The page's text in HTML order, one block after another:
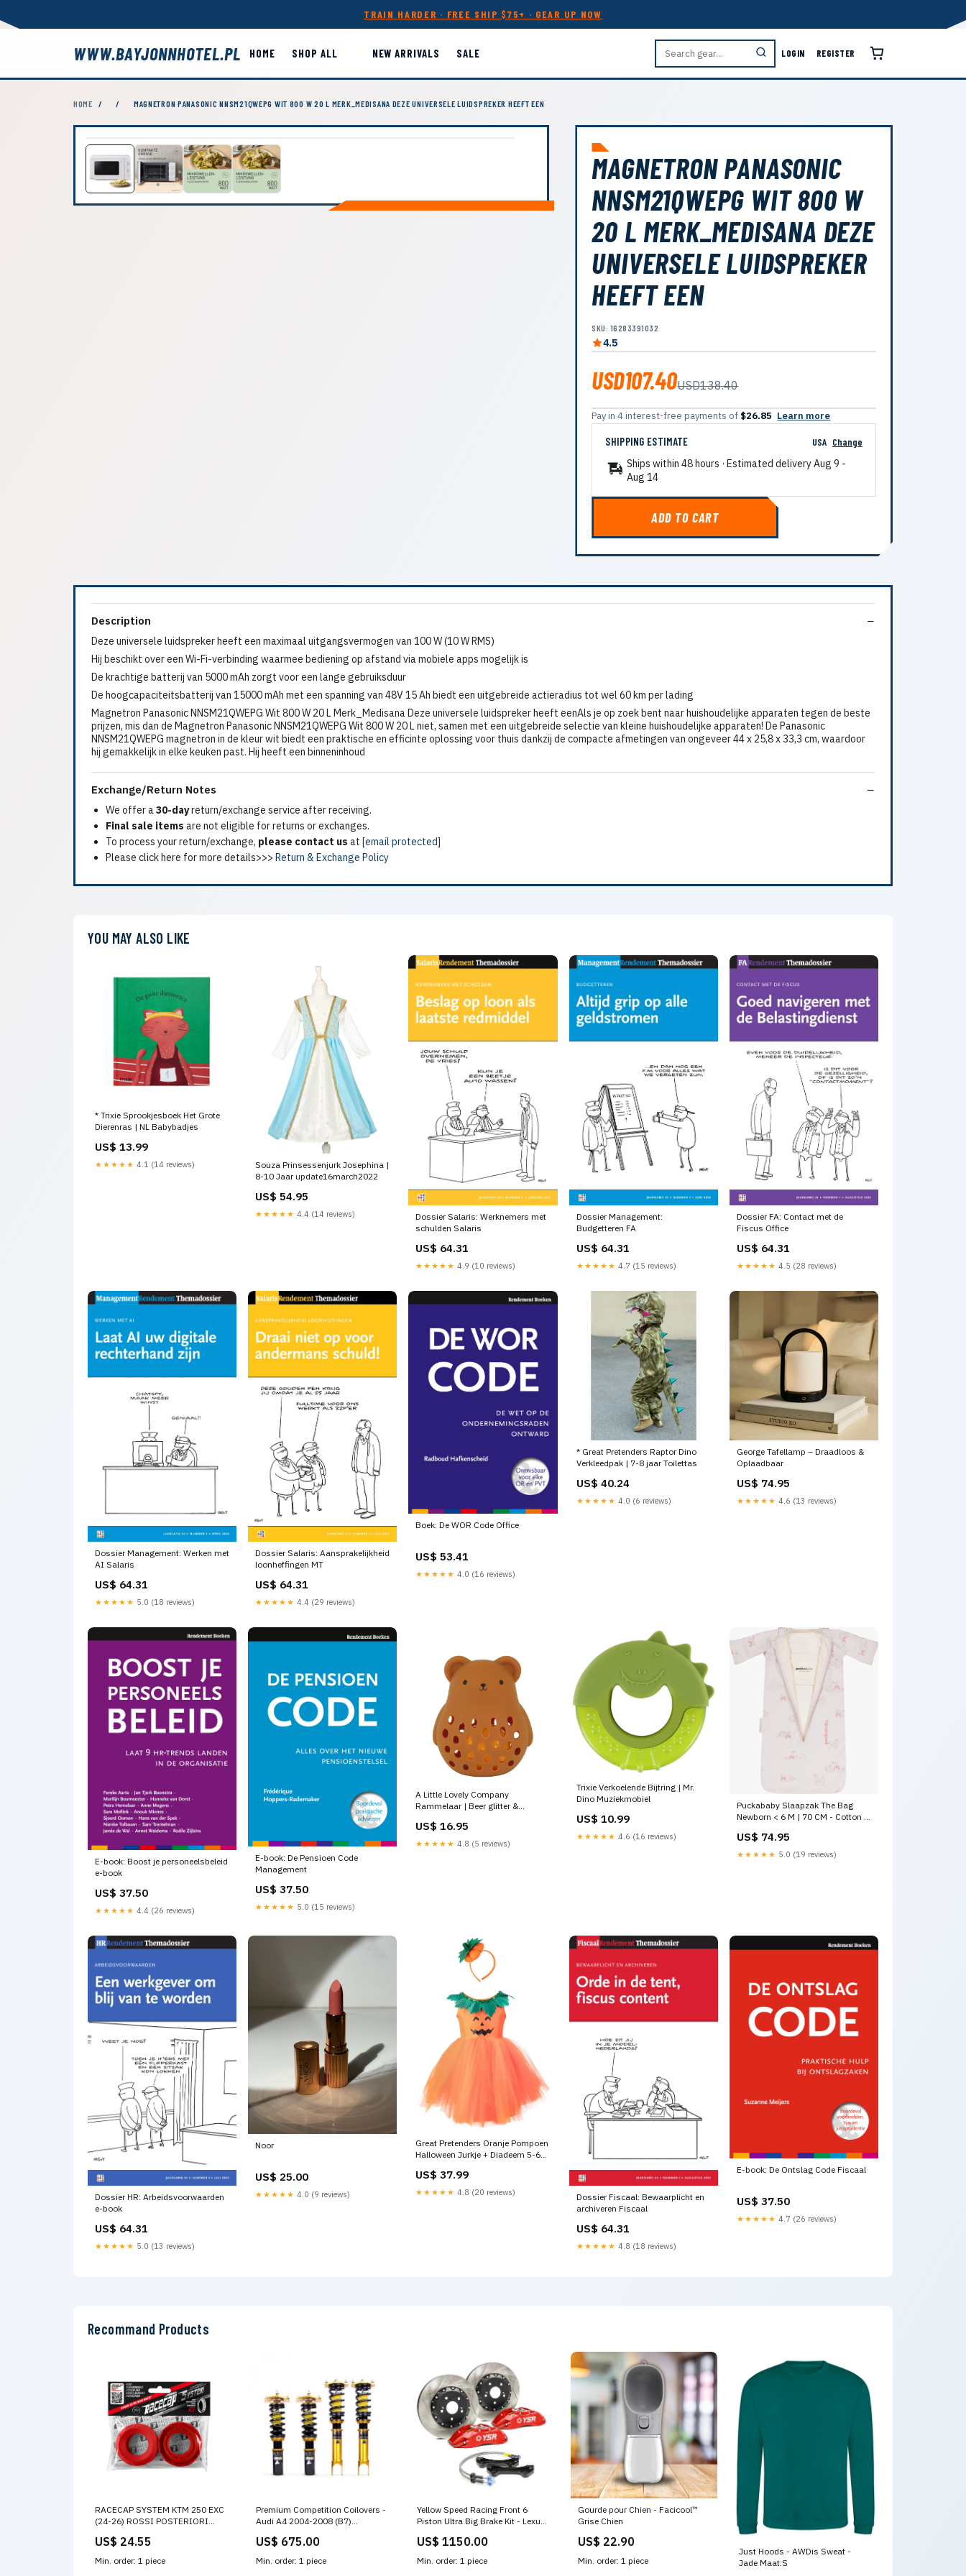
TRAIN HARDER · FREE SHIP $75+ · GEAR UP NOW
WWW.BAYJONNHOTEL.PL HOME SHOP ALL NEW ARRIVALS SALE LOGIN REGISTER
HOME / / MAGNETRON PANASONIC NNSM21QWEPG WIT 800 W 20 L MERK_MEDISANA DEZE UNIVERSELE LUIDSPREKER HEEFT EEN
MAGNETRON PANASONIC
NNSM21QWEPG WIT 800 W
20 L MERK_MEDISANA DEZE
UNIVERSELE LUIDSPREKER
HEEFT EEN
SKU: 16283391032
4.5
USD107.40USD138.40
Pay in 4 interest-free payments of $26.85 Learn more
SHIPPING ESTIMATE USA Change
Ships within 48 hours · Estimated deliveryAug 9 -
Aug 14
ADD TO CART
Description
Deze universele luidspreker heeft een maximaal uitgangsvermogen van 100 W (10 W RMS)
Hij beschikt over een Wi-Fi-verbinding waarmee bediening op afstand via mobiele apps mogelijk is
De krachtige batterij van 5000 mAh zorgt voor een lange gebruiksduur
De hoogcapaciteitsbatterij van 15000 mAh met een spanning van 48V 15 Ah biedt een uitgebreide actieradius tot wel 60 km per lading
Magnetron Panasonic NNSM21QWEPG Wit 800 W 20 L Merk_Medisana Deze universele luidspreker heeft eenAls je op zoek bent naar huishoudelijke apparaten tegen de beste
prijzen, mis dan de Magnetron Panasonic NNSM21QWEPG Wit 800 W 20 L niet, samen met een uitgebreide selectie van kleine huishoudelijke apparaten! De Panasonic
NNSM21QWEPG magnetron in de kleur wit biedt een praktische en efficinte oplossing voor thuis dankzij de compacte afmetingen van ongeveer 44 x 25,8 x 33,3 cm, waardoor
hij gemakkelijk in elke keuken past. Hij heeft een binneninhoud
Exchange/Return Notes
We offer a30-dayreturn/exchange service after receiving.
Final sale items are not eligible for returns or exchanges.
To process your return/exchange, please contact us at [email protected]
Please click here for more details>>> Return & Exchange Policy
YOU MAY ALSO LIKE
* Trixie Sprookjesboek Het Grote
Dierenras | NL Babybadjes
US$ 13.99
★★★★★ 4.1 (14 reviews)
Souza Prinsessenjurk Josephina |
8-10 Jaar update16march2022
US$ 54.95
★★★★★ 4.4 (14 reviews)
Dossier Salaris: Werknemers met
schulden Salaris
US$ 64.31
★★★★★ 4.9 (10 reviews)
Dossier Management:
Budgetteren FA
US$ 64.31
★★★★★ 4.7 (15 reviews)
Dossier FA: Contact met de
Fiscus Office
US$ 64.31
★★★★★ 4.5 (28 reviews)
Dossier Management: Werken met
AI Salaris
US$ 64.31
★★★★★ 5.0 (18 reviews)
Dossier Salaris: Aansprakelijkheid
loonheffingen MT
US$ 64.31
★★★★★ 4.4 (29 reviews)
Boek: De WOR Code Office
US$ 53.41
★★★★★ 4.0 (16 reviews)
* Great Pretenders Raptor Dino
Verkleedpak | 7-8 jaar Toilettas
US$ 40.24
★★★★★ 4.0 (6 reviews)
George Tafellamp – Draadloos &
Oplaadbaar
US$ 74.95
★★★★★ 4.6 (13 reviews)
E-book: Boost je personeelsbeleid
e-book
US$ 37.50
★★★★★ 4.4 (26 reviews)
E-book: De Pensioen Code
Management
US$ 37.50
★★★★★ 5.0 (15 reviews)
A Little Lovely Company
Rammelaar | Beer glitter &
US$ 16.95
★★★★★ 4.8 (5 reviews)
Trixie Verkoelende Bijtring | Mr.
Dino Muziekmobiel
US$ 10.99
★★★★★ 4.6 (16 reviews)
Puckababy Slaapzak The Bag
Newborn < 6 M | 70 CM - Cotton |
US$ 74.95
★★★★★ 5.0 (19 reviews)
Dossier HR: Arbeidsvoorwaarden
e-book
US$ 64.31
★★★★★ 5.0 (13 reviews)
Noor
US$ 25.00
★★★★★ 4.0 (9 reviews)
Great Pretenders Oranje Pompoen
Halloween Jurkje + Diadeem 5-6
US$ 37.99
★★★★★ 4.8 (20 reviews)
Dossier Fiscaal: Bewaarplicht en
archiveren Fiscaal
US$ 64.31
★★★★★ 4.8 (18 reviews)
E-book: De Ontslag Code Fiscaal
US$ 37.50
★★★★★ 4.7 (26 reviews)
Recommand Products
RACECAP SYSTEM KTM 250 EXC
(24-26) ROSSI POSTERIORI
US$ 24.55
Min. order: 1 piece
Premium Competition Coilovers -
Audi A4 2004-2008 (B7)
US$ 675.00
Min. order: 1 piece
Yellow Speed Racing Front 6
Piston Ultra Big Brake Kit - Lexus
fits_2013-`Dodge`Viper
US$ 1150.00
Min. order: 1 piece
Gourde pour Chien - Facicool™
Grise Chien
US$ 22.90
Min. order: 1 piece
Just Hoods - AWDis Sweat -
Jade Maat:S